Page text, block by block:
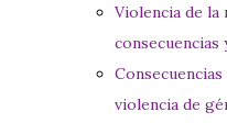
Violencia de la
violencia de